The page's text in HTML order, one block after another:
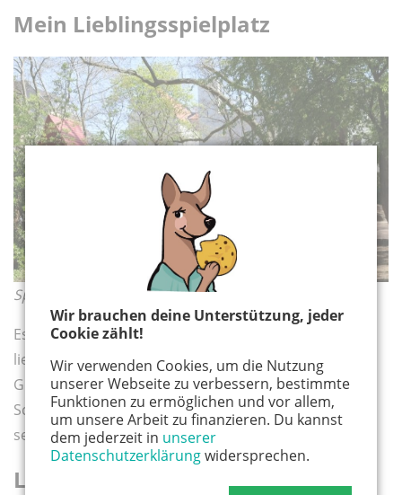
Wir brauchen deine Unterstützung, jeder
Cookie zählt!
Wir verwenden Cookies, um die Nutzung
unserer Webseite zu verbessern, bestimmte
Funktionen zu ermöglichen und vor allem,
um unsere Arbeit zu finanzieren. Du kannst
dem jederzeit in unserer
Datenschutzerklärungwidersprechen.
Mein Lieblingsspielplatz
Spielplatz Gutenbergstraße © Thea Wittmann
Es gibt so viele schöne Spielplätze im Veedel! Meine
liebsten sind der neu gestaltete Spielplatz in der
Gutenbergstraße mit alten hohen Bäumen und
Schatten. Und der Spielplatz an der Glasstraße wegen
seiner Seilrutsche.
Liebe geht durch den Magen